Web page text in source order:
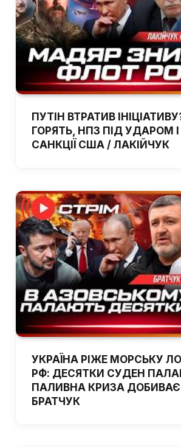
ПУТІН ВТРАТИВ
ГОРЯТЬ, НПЗ ПІД УДАРОМ І
САНКЦІЇ США / ЛАКІЙЧУК
УКРАЇНА РІЖЕ МОРСЬКУ
РФ: ДЕСЯТКИ СУДЕН
ПАЛИВНА КРИЗА ДОБИВАЄ
БРАТЧУК